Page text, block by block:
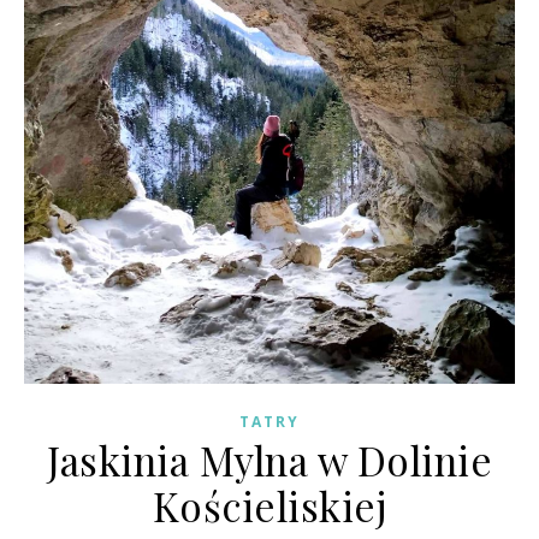
TATRY
Jaskinia Mylna w Dolinie
Kościeliskiej